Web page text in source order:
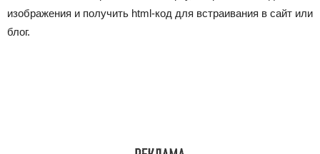
изображения и получить html-код для встраивания в сайт или
блог.